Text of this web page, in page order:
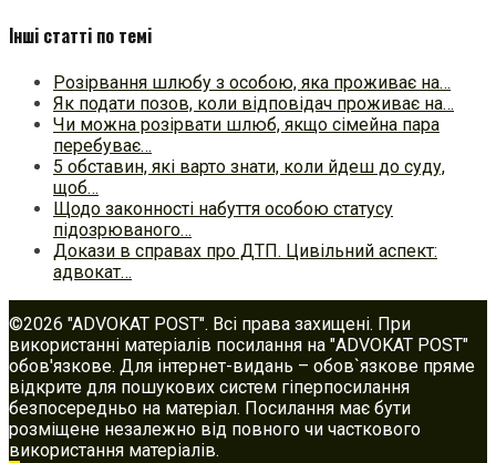
Інші статті по темі
Розірвання шлюбу з особою, яка проживає на…
Як подати позов, коли відповідач проживає на…
Чи можна розірвати шлюб, якщо сімейна пара
перебуває…
5 обставин, які варто знати, коли йдеш до суду,
щоб…
Щодо законності набуття особою статусу
підозрюваного…
Докази в справах про ДТП. Цивільний аспект:
адвокат…
©2026 "ADVOKAT POST". Всі права захищені. При
використанні матеріалів посилання на "ADVOKAT POST"
обов'язкове. Для інтернет-видань – обов`язкове пряме
відкрите для пошукових систем гіперпосилання
безпосередньо на матеріал. Посилання має бути
розміщене незалежно від повного чи часткового
використання матеріалів.